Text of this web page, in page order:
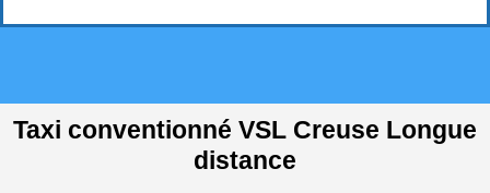
Taxi conventionné VSL Creuse Longue
distance